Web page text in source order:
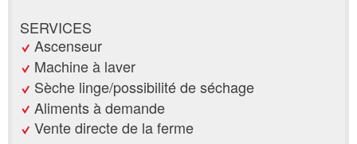
SERVICES
Ascenseur
Machine à laver
Sèche linge/possibilité de séchage
Aliments à demande
Vente directe de la ferme